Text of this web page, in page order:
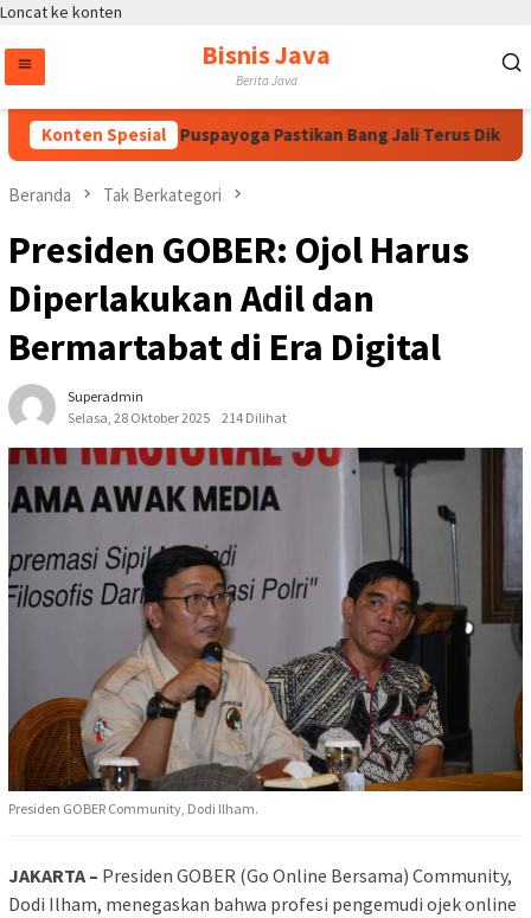
Loncat ke konten
Bisnis Java
Berita Java
Konten Spesial
Bintang Puspayoga Pastikan Bang Jali Terus Dikawal dan
Beranda Tak Berkategori
Presiden GOBER: Ojol Harus
Diperlakukan Adil dan
Bermartabat di Era Digital
Superadmin
Selasa, 28 Oktober 2025
214 Dilihat
Presiden GOBER Community, Dodi Ilham.
JAKARTA – Presiden GOBER (Go Online Bersama) Community,
Dodi Ilham, menegaskan bahwa profesi pengemudi ojek online